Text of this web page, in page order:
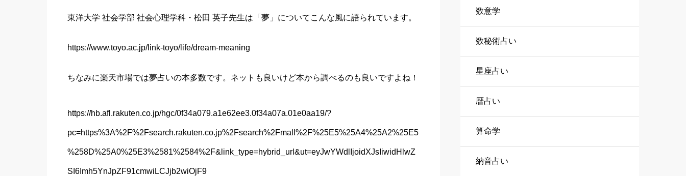
東洋大学 社会学部 社会心理学科・松田 英子先生は「夢」についてこんな風に語られています。
https://www.toyo.ac.jp/link-toyo/life/dream-meaning
ちなみに楽天市場では夢占いの本多数です。ネットも良いけど本から調べるのも良いですよね！
https://hb.afl.rakuten.co.jp/hgc/0f34a079.a1e62ee3.0f34a07a.01e0aa19/?
pc=https%3A%2F%2Fsearch.rakuten.co.jp%2Fsearch%2Fmall%2F%25E5%25A4%25A2%25E5
%258D%25A0%25E3%2581%2584%2F&link_type=hybrid_url&ut=eyJwYWdlIjoidXJsIiwidHlwZ
SI6Imh5YnJpZF91cmwiLCJjb2wiOjF9
数意学
数秘術占い
星座占い
暦占い
算命学
納音占い